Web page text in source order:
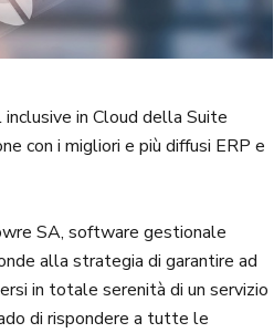
in Cloud della Suite
con i migliori e più diffusi ERP e
SA, software gestionale
alla strategia di garantire ad
in totale serenità di un servizio
di rispondere a tutte le